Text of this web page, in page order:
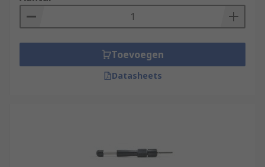
Toevoegen
Datasheets